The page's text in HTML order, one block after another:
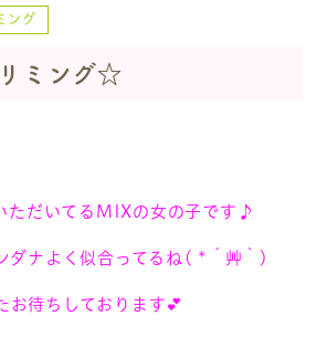
ング
ミング☆
ただいてるMIXの女の子です♪
ダナよく似合ってるね( *´艸｀)
お待ちしております💕